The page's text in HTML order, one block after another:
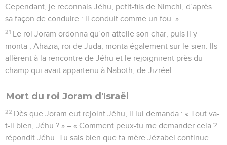
Cependant, je reconnais Jéhu, petit-fils de Nimchi, d’après
sa façon de conduire : il conduit comme un fou. »
21 Le roi Joram ordonna qu’on attelle son char, puis il y
monta ; Ahazia, roi de Juda, monta également sur le sien. Ils
allèrent à la rencontre de Jéhu et le rejoignirent près du
champ qui avait appartenu à Naboth, de Jizréel.
Mort du roi Joram d'Israël
22 Dès que Joram eut rejoint Jéhu, il lui demanda : « Tout va-
t-il bien, Jéhu ? » – « Comment peux-tu me demander cela ?
répondit Jéhu. Tu sais bien que ta mère Jézabel continue